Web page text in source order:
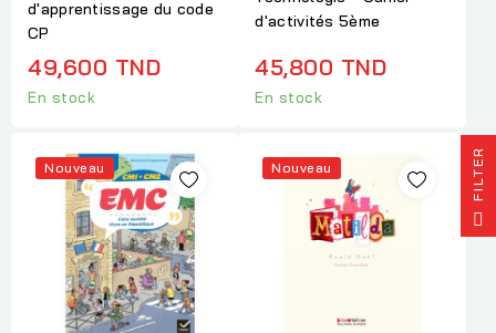
d'apprentissage du code
CP
49,600 TND
En stock
d'activités 5ème
45,800 TND
En stock
Nouveau Nouveau R